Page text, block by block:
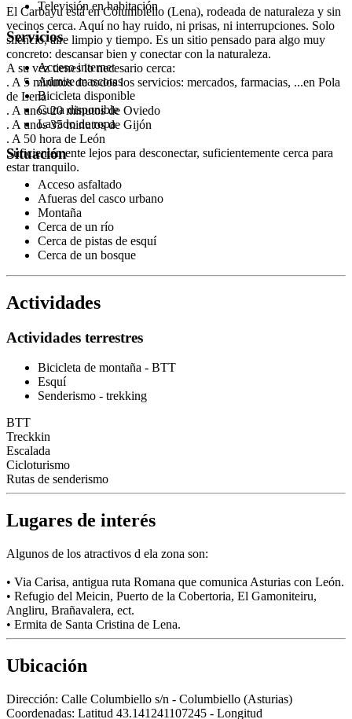
El Carbayu está en Columbiello (Lena), rodeada de naturaleza y sin
vecinos cerca. Aquí no hay ruido, ni prisas, ni interrupciones. Solo
silencio, aire limpio y tiempo. Es un sitio pensado para algo muy
concreto: descansar bien y conectar con la naturaleza.
A su vez tienes lo necesario cerca:
. A 5 minutos de todos los servicios: mercados, farmacias, ...en Pola
de Lena
. A unos 20 minutos de Oviedo
. A unos 35 minutos de Gijón
. A 50 hora de León
Suficientemente lejos para desconectar, suficientemente cerca para
estar tranquilo.
Televisión en habitación
Servicios
Acceso internet
Admite mascotas
Bicicleta disponible
Cuna disponible
Lavado de ropa
Situación
Acceso asfaltado
Afueras del casco urbano
Montaña
Cerca de un río
Cerca de pistas de esquí
Cerca de un bosque
Actividades
Actividades terrestres
Bicicleta de montaña - BTT
Esquí
Senderismo - trekking
BTT
Treckkin
Escalada
Cicloturismo
Rutas de senderismo
Lugares de interés
Algunos de los atractivos d ela zona son:
• Via Carisa, antigua ruta Romana que comunica Asturias con León.
• Refugio del Meicin, Puerto de la Cobertoria, El Gamoniteiru,
Angliru, Brañavalera, ect.
• Ermita de Santa Cristina de Lena.
Ubicación
Dirección: Calle Columbiello s/n - Columbiello (Asturias)
Coordenadas: Latitud 43.141241107245 - Longitud